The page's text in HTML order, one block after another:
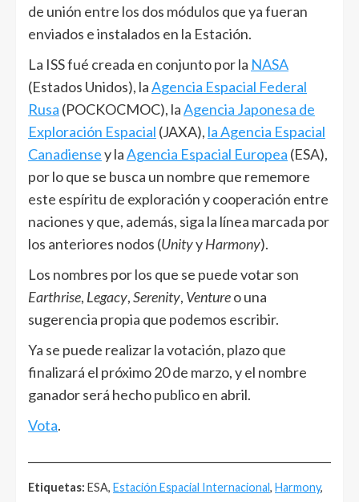
de unión entre los dos módulos que ya fueran
enviados e instalados en la Estación.
La ISS fué creada en conjunto por la NASA
(Estados Unidos), laAgencia Espacial Federal
Rusa (POCKOCMOC), laAgencia Japonesa de
Exploración Espacial (JAXA), la Agencia Espacial
Canadiensey laAgencia Espacial Europea (ESA),
por lo que se busca un nombre que rememore
este espíritu de exploración y cooperación entre
naciones y que, además, siga la línea marcada por
los anteriores nodos (UnityyHarmony).
Los nombres por los que se puede votar son
Earthrise, Legacy,Serenity, Ventureo una
sugerencia propia que podemos escribir.
Ya se puede realizar la votación, plazo que
finalizará el próximo 20 de marzo, y el nombre
ganador será hecho publico en abril.
Vota.
Etiquetas: ESA, Estación Espacial Internacional, Harmony,